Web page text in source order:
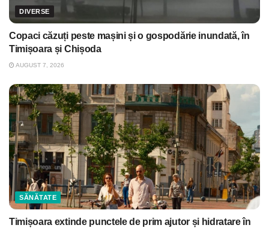
DIVERSE
Copaci căzuți peste mașini și o gospodărie inundată, în
Timișoara și Chișoda
AUGUST 7, 2026
SĂNĂTATE
Timișoara extinde punctele de prim ajutor și hidratare în